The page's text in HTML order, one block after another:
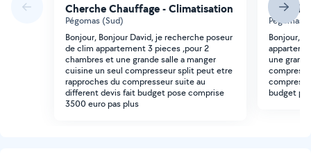
Cherche Chauffage - Climatisation
Pégomas (Sud)
Bonjour, Bonjour David, je recherche poseur
de clim appartement 3 pieces ,pour 2
chambres et une grande salle a manger
cuisine un seul compresseur split peut etre
rapproches du compresseur suite au
different devis fait budget pose comprise
3500 euro pas plus
Pégomas
Bonjour,
une
budget